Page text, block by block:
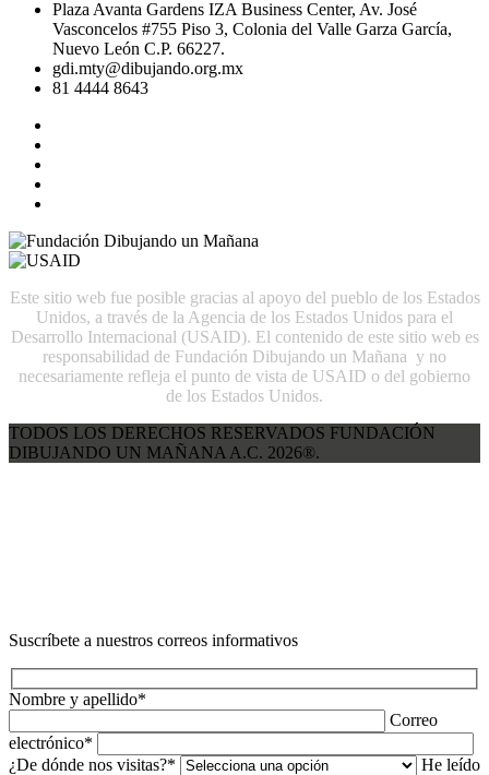
Plaza Avanta Gardens IZA Business Center, Av. José
Vasconcelos #755 Piso 3, Colonia del Valle Garza García,
Nuevo León C.P. 66227.
gdi.mty@dibujando.org.mx
81 4444 8643
Este sitio web fue posible gracias al apoyo del pueblo de los Estados
Unidos, a través de la Agencia de los Estados Unidos para el
Desarrollo Internacional (USAID). El contenido de este sitio web es
responsabilidad de Fundación Dibujando un Mañana y no
necesariamente refleja el punto de vista de USAID o del gobierno
de los Estados Unidos.
TODOS LOS DERECHOS RESERVADOS FUNDACIÓN
DIBUJANDO UN MAÑANA A.C. 2026®.
Suscríbete a nuestros correos informativos
Nombre y apellido*
Correo
electrónico*
¿De dónde nos visitas?*
He leído